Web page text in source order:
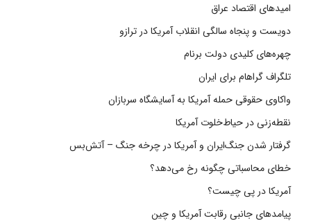
امیدهای اقتصاد عراق
دویست و پنجاه سالگی انقلاب آمریکا در ترازو
چهره‌های کلیدی دولت برنام
تلگراف گراهام برای ایران
واکاوی حقوقی حمله آمریکا به آسایشگاه سربازان
نقطه‌زنی در حیاط‌خلوت آمریکا
گرفتار شدن جنگ‌ایران و آمریکا در چرخه جنگ – آتش‌بس
خطای محاسباتی چگونه رخ می‌دهد؟
آمریکا در پی چیست؟
پیامدهای جانبی رقابت آمریکا و چین